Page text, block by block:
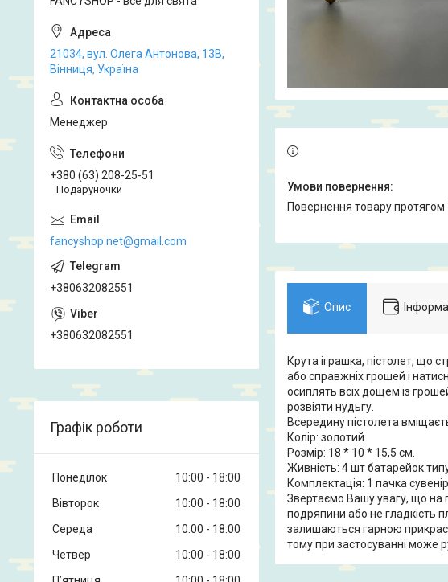
повернення товару протягом
Опис
Крута іграшка, пістолет, що
або справжніх грошей і
осиплять всіх дощем із
розвіяти нудьгу.
Всередину пістолета
Колір: золотий.
Розмір: 18 * 10 * 15,5 см.
Живність: 4 шт батарейок
Комплектація: 1 пачка
Звертаємо Вашу увагу, що на
подряпини або не гладкість
залишаються гарною
тому при застосуванні може
21034, вул. Олега Антонова, 13В,
Вінниця, Україна
Менеджер
+380 (63) 208-25-51
Подаруночки
fancyshop.net@gmail.com
+380632082551
+380632082551
Графік роботи
Понеділок 10:00
18:00
Вівторок
10:00
18:00
Середа
10:00
18:00
Четвер
10:00
18:00